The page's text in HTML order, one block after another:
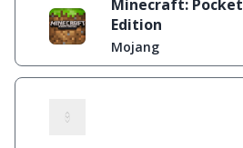
Minecraft: Pocket
Edition
Mojang